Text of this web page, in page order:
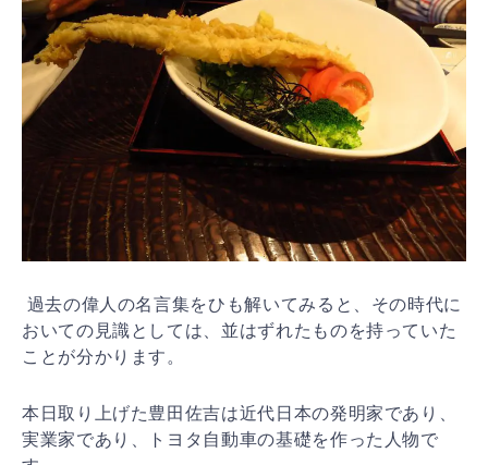
過去の偉人の名言集をひも解いてみると、その時代に
おいての見識としては、並はずれたものを持っていた
ことが分かります。
本日取り上げた豊田佐吉は近代日本の発明家であり、
実業家であり、トヨタ自動車の基礎を作った人物で